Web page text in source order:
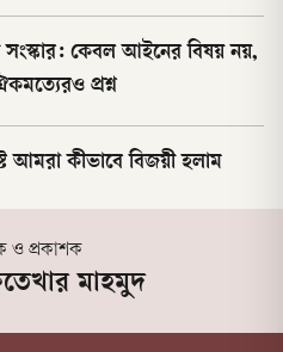
সংস্কার: কেবল আইনের বিষয় নয়,
প্রশ্ন
আমরা কীভাবে বিজয়ী হলাম
ও প্রকাশক
মাহমুদ